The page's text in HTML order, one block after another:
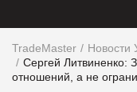
TradeMaster
Новости
Сергей Литвиненко:
отношений, а не